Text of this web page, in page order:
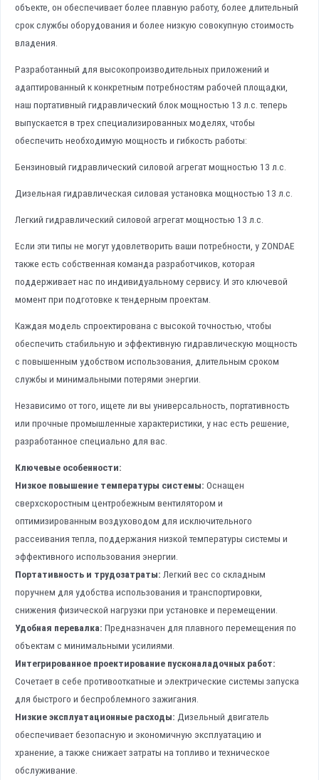
объекте, он обеспечивает более плавную работу, более длительный
срок службы оборудования и более низкую совокупную стоимость
владения.
Разработанный для высокопроизводительных приложений и
адаптированный к конкретным потребностям рабочей площадки,
наш портативный гидравлический блок мощностью 13 л.с. теперь
выпускается в трех специализированных моделях, чтобы
обеспечить необходимую мощность и гибкость работы:
Бензиновый гидравлический силовой агрегат мощностью 13 л.с.
Дизельная гидравлическая силовая установка мощностью 13 л.с.
Легкий гидравлический силовой агрегат мощностью 13 л.с.
Если эти типы не могут удовлетворить ваши потребности, у ZONDAE
также есть собственная команда разработчиков, которая
поддерживает нас по индивидуальному сервису. И это ключевой
момент при подготовке к тендерным проектам.
Каждая модель спроектирована с высокой точностью, чтобы
обеспечить стабильную и эффективную гидравлическую мощность
с повышенным удобством использования, длительным сроком
службы и минимальными потерями энергии.
Независимо от того, ищете ли вы универсальность, портативность
или прочные промышленные характеристики, у нас есть решение,
разработанное специально для вас.
Ключевые особенности:
Низкое повышение температуры системы: Оснащен
сверхскоростным центробежным вентилятором и
оптимизированным воздуховодом для исключительного
рассеивания тепла, поддержания низкой температуры системы и
эффективного использования энергии.
Портативность и трудозатраты: Легкий вес со складным
поручнем для удобства использования и транспортировки,
снижения физической нагрузки при установке и перемещении.
Удобная перевалка: Предназначен для плавного перемещения по
объектам с минимальными усилиями.
Интегрированное проектирование пусконаладочных работ:
Сочетает в себе противооткатные и электрические системы запуска
для быстрого и беспроблемного зажигания.
Низкие эксплуатационные расходы: Дизельный двигатель
обеспечивает безопасную и экономичную эксплуатацию и
хранение, а также снижает затраты на топливо и техническое
обслуживание.